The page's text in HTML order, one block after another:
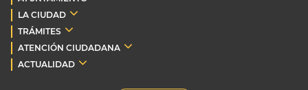
LA CIUDAD
TRÁMITES
ATENCIÓN CIUDADANA
ACTUALIDAD